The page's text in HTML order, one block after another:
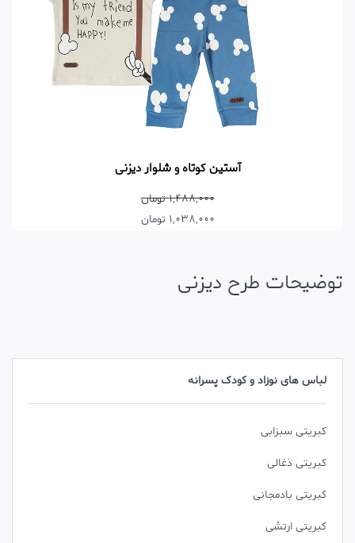
لباس های نوزاد و کودک پسرانه
کبریتی سبزابی
کبریتی ذغالی
کبریتی بادمجانی
کبریتی ارتشی
آستین کوتاه و شلوار دیزنی
1,488,000 تومان
1,038,000 تومان
توضیحات طرح دیزنی